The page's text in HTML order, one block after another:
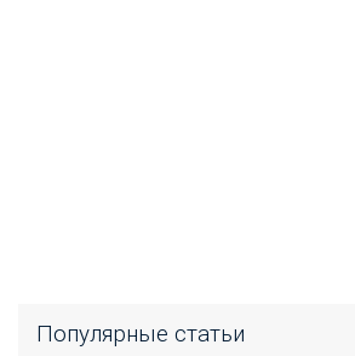
Популярные статьи